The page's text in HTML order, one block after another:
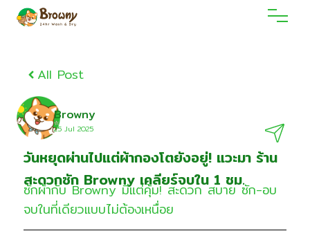
All Post
Browny
25 Jul 2O25
วันหยุดผ่านไปแต่ผ้ากองโตยังอยู่! แวะมา ร้าน
สะดวกซัก Browny เคลียร์จบใน 1 ชม.
ซักผ้ากับ Browny มีแต่คุ้ม! สะดวก สบาย ซัก-อบ
จบในที่เดียวแบบไม่ต้องเหนื่อย